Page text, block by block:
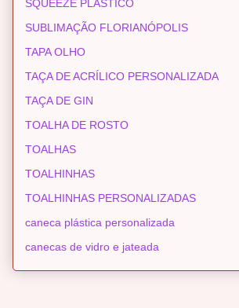
SQUEEZE PLÁSTICO
SUBLIMAÇÃO FLORIANÓPOLIS
TAPA OLHO
TAÇA DE ACRÍLICO PERSONALIZADA
TAÇA DE GIN
TOALHA DE ROSTO
TOALHAS
TOALHINHAS
TOALHINHAS PERSONALIZADAS
caneca plástica personalizada
canecas de vidro e jateada